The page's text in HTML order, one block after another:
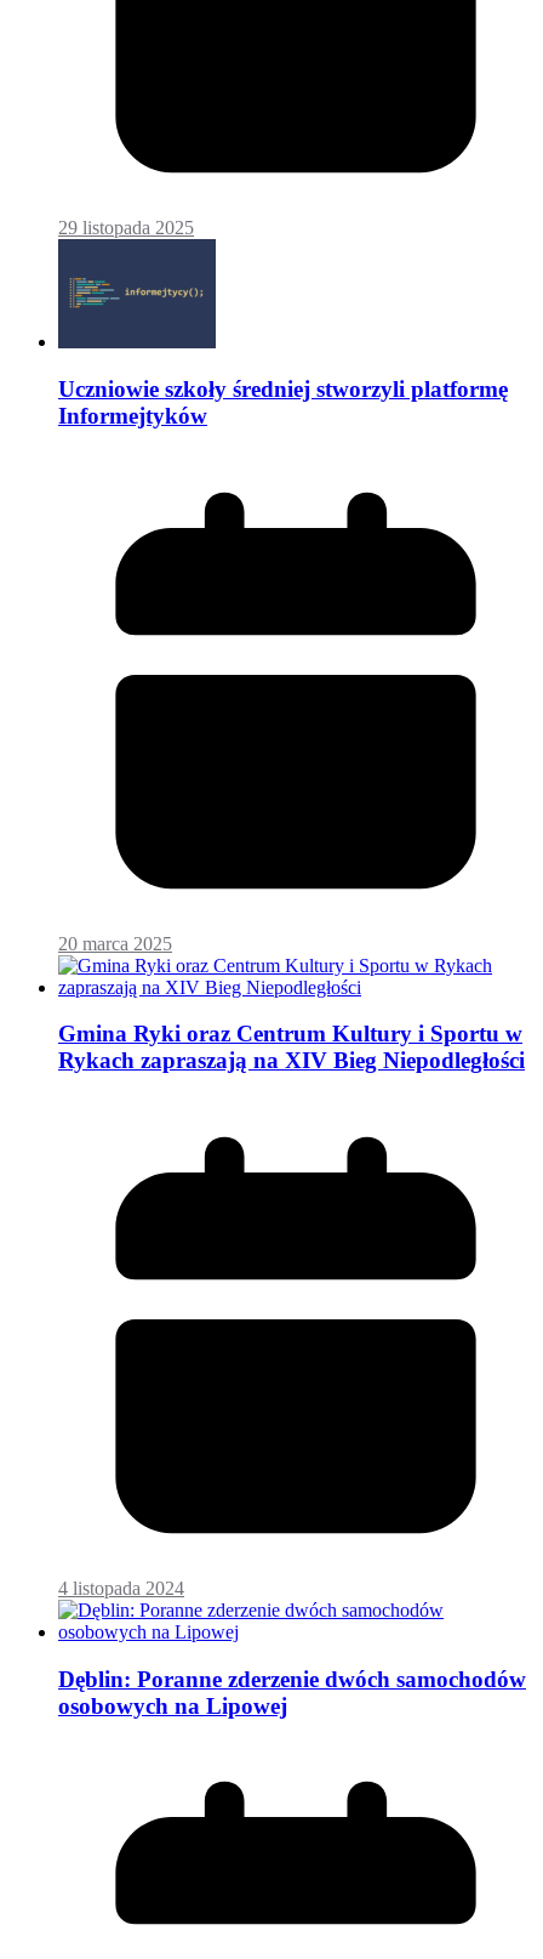
29 listopada 2025
Uczniowie szkoły średniej stworzyli platformę
Informejtyków
20 marca 2025
Gmina Ryki oraz Centrum Kultury i Sportu w
Rykach zapraszają na XIV Bieg Niepodległości
4 listopada 2024
Dęblin: Poranne zderzenie dwóch samochodów
osobowych na Lipowej